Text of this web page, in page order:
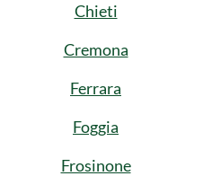
Chieti
Cremona
Ferrara
Foggia
Frosinone